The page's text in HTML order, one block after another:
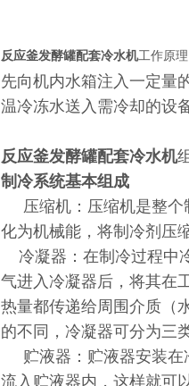
反应釜发酵罐配套冷水机工作原理
先向机内水箱注入一定量
温冷冻水送入需冷却的设
反应釜发酵罐配套冷水机
制冷系统基本组成
压缩机：压缩机是整
化为机械能，将制冷剂压缩
冷凝器：在制冷过程中
气进入冷凝器后，将其在
热量都传递给周围介质（
的不同，冷凝器可分为三
贮液器：贮液器安装
流入贮液器内，这样就可